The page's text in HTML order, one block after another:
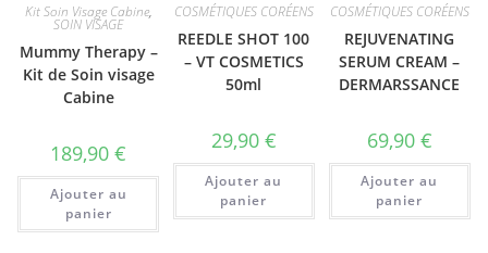
Kit Soin Visage Cabine,
SOIN VISAGE
Mummy Therapy –
Kit de Soin visage
Cabine
189,90€
Ajouter au
panier
COSMÉTIQUES CORÉENS
REEDLE SHOT 100
– VT COSMETICS
50ml
29,90 €
Ajouter au
panier
COSMÉTIQUES CORÉENS
REJUVENATING
SERUM CREAM –
DERMARSSANCE
69,90 €
Ajouter au
panier